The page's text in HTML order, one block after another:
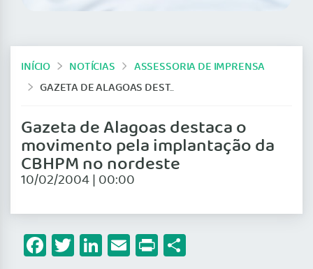
INÍCIO NOTÍCIAS
ASSESSORIA DE IMPRENSA
GAZETA DE ALAGOAS DESTACA O MOVIMENTO PELA IMPLANTAÇÃO DA CBHPM NO NORDESTE
Gazeta de Alagoas destaca o
movimento pela implantação da
CBHPM no nordeste
10/02/2004 | 00:00
Facebook
Twitter
LinkedIn
Email
Print